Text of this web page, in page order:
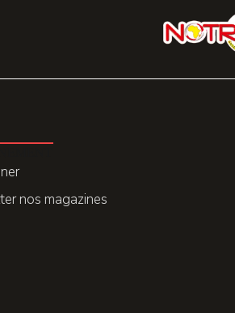
nos magazines